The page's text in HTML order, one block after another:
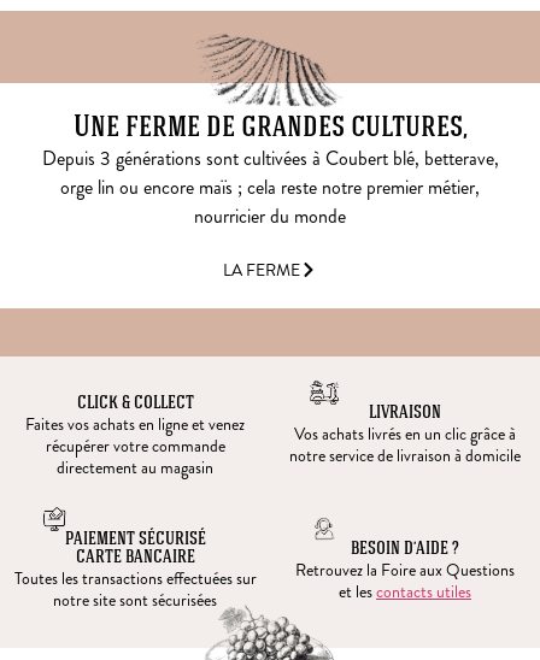
Une ferme de grandes cultures,
Depuis 3 générations sont cultivées à Coubert blé, betterave,
orge lin ou encore maïs ; cela reste notre premier métier,
nourricier du monde
LA FERME
CLICK & COLLECT
Faites vos achats en ligne et venez
récupérer votre commande
directement au magasin
LIVRAISON
Vos achats livrés en un clic grâce à
notre service de livraison à domicile
PAIEMENT SÉCURISÉ
CARTE BANCAIRE
Toutes les transactions effectuées sur
notre site sont sécurisées
BESOIN D’AIDE ?
Retrouvez la Foire aux Questions
et lescontacts utiles